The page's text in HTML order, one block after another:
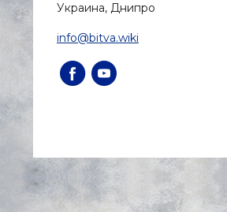
Украина, Днипро
info@bitva.wiki